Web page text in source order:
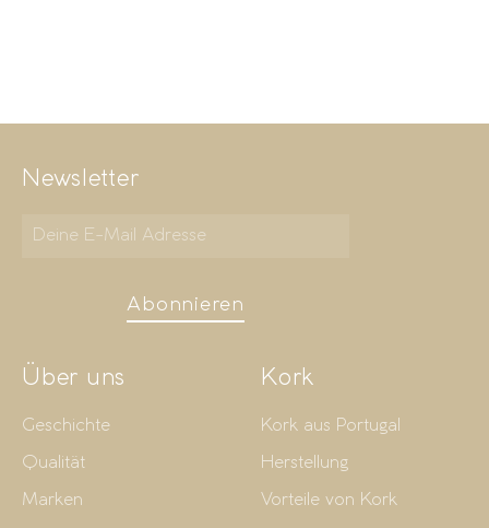
Newsletter
Abonnieren
Über uns
Geschichte
Qualität
Marken
Kork
Kork aus Portugal
Herstellung
Vorteile von Kork